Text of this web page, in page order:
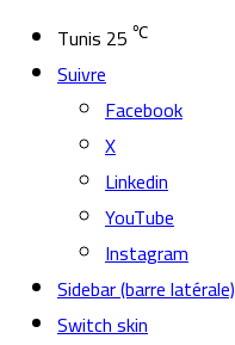
Tunis 25 ℃
Suivre
Facebook
X
Linkedin
YouTube
Instagram
Sidebar (barre latérale)
Switch skin